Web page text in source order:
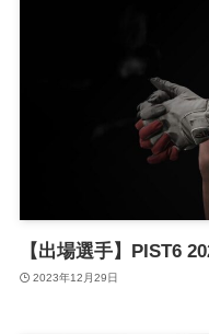
【出場選手】PIST6
2023年12月29日